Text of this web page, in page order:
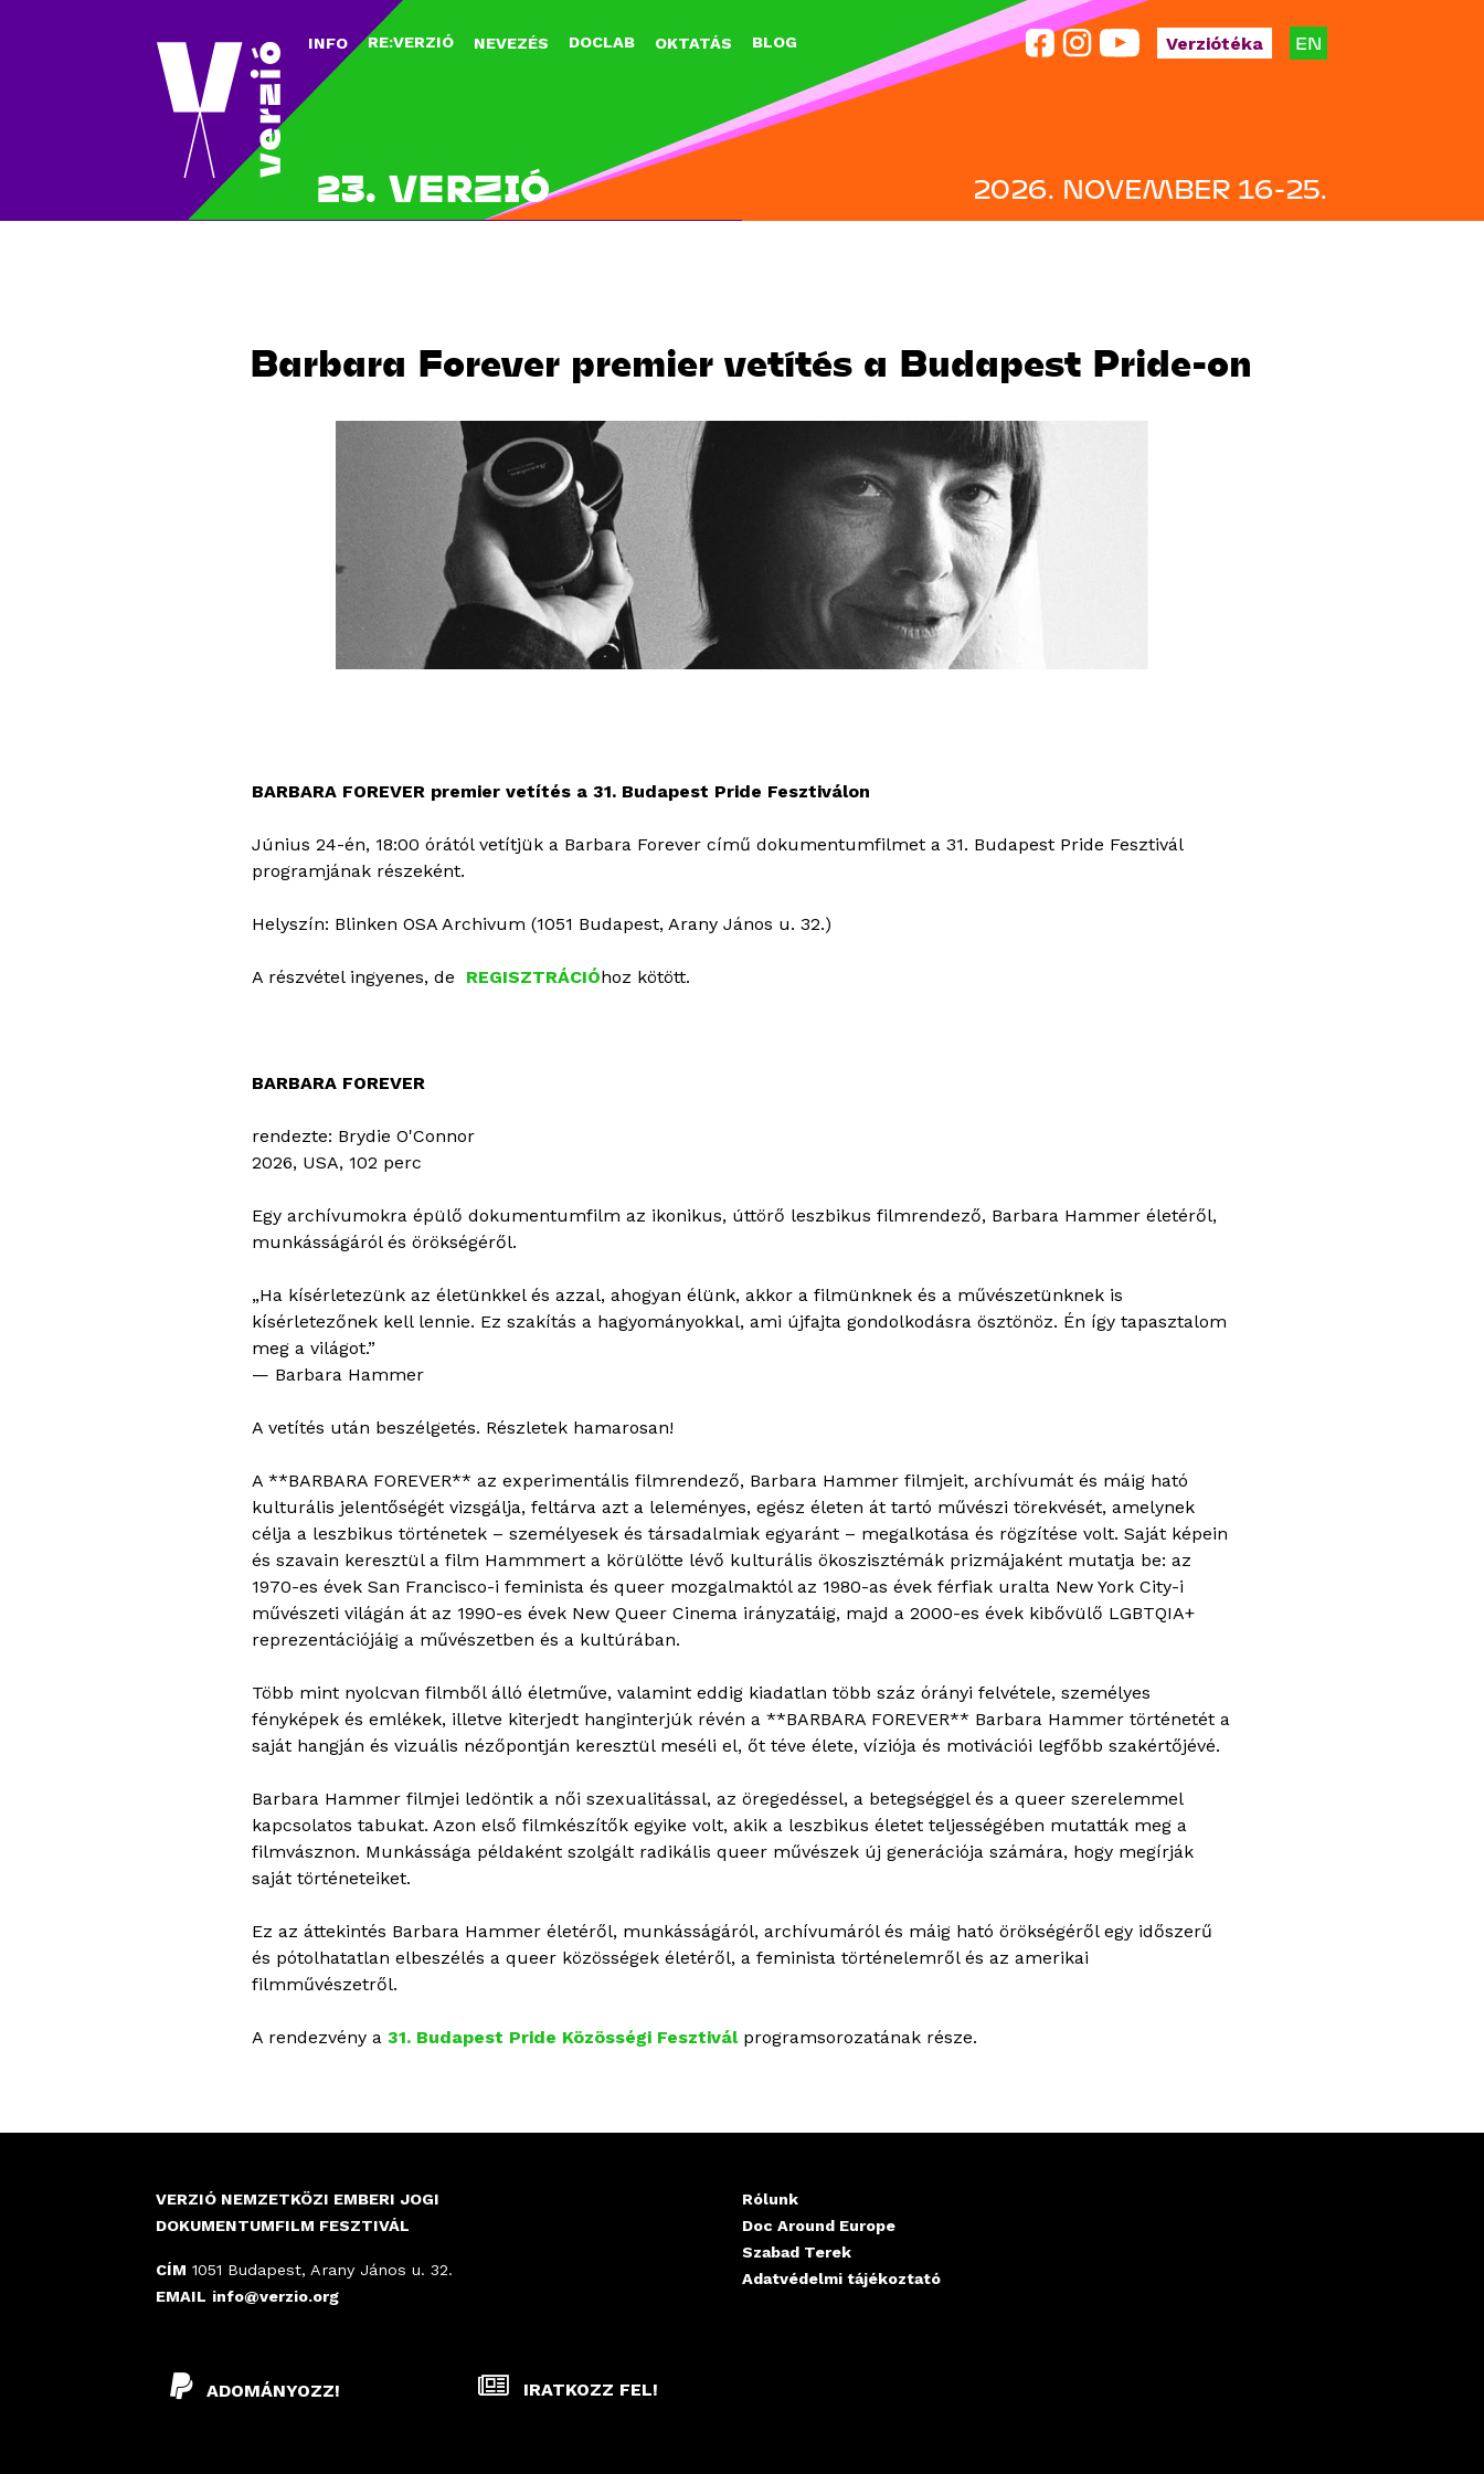
INFO RE:VERZIÓ NEVEZÉS DOCLAB OKTATÁS BLOG EN
23. VERZIÓ 2026. NOVEMBER 16-25.
Verziótéka
Barbara Forever premier vetítés a Budapest Pride-on
BARBARA FOREVER premier vetítés a 31. Budapest Pride Fesztiválon
Június 24-én, 18:00 órától vetítjük a Barbara Forever című dokumentumfilmet a 31. Budapest Pride Fesztivál
programjának részeként.
Helyszín: Blinken OSA Archivum (1051 Budapest, Arany János u. 32.)
A részvétel ingyenes, de REGISZTRÁCIÓhoz kötött.
BARBARA FOREVER
rendezte: Brydie O'Connor
2026, USA, 102 perc
Egy archívumokra épülő dokumentumfilm az ikonikus, úttörő leszbikus filmrendező, Barbara Hammer életéről,
munkásságáról és örökségéről.
„Ha kísérletezünk az életünkkel és azzal, ahogyan élünk, akkor a filmünknek és a művészetünknek is
kísérletezőnek kell lennie. Ez szakítás a hagyományokkal, ami újfajta gondolkodásra ösztönöz. Én így tapasztalom
meg a világot.”
— Barbara Hammer
A vetítés után beszélgetés. Részletek hamarosan!
A **BARBARA FOREVER** az experimentális filmrendező, Barbara Hammer filmjeit, archívumát és máig ható
kulturális jelentőségét vizsgálja, feltárva azt a leleményes, egész életen át tartó művészi törekvését, amelynek
célja a leszbikus történetek – személyesek és társadalmiak egyaránt – megalkotása és rögzítése volt. Saját képein
és szavain keresztül a film Hammmert a körülötte lévő kulturális ökoszisztémák prizmájaként mutatja be: az
1970-es évek San Francisco-i feminista és queer mozgalmaktól az 1980-as évek férfiak uralta New York City-i
művészeti világán át az 1990-es évek New Queer Cinema irányzatáig, majd a 2000-es évek kibővülő LGBTQIA+
reprezentációjáig a művészetben és a kultúrában.
Több mint nyolcvan filmből álló életműve, valamint eddig kiadatlan több száz órányi felvétele, személyes
fényképek és emlékek, illetve kiterjedt hanginterjúk révén a **BARBARA FOREVER** Barbara Hammer történetét a
saját hangján és vizuális nézőpontján keresztül meséli el, őt téve élete, víziója és motivációi legfőbb szakértőjévé.
Barbara Hammer filmjei ledöntik a női szexualitással, az öregedéssel, a betegséggel és a queer szerelemmel
kapcsolatos tabukat. Azon első filmkészítők egyike volt, akik a leszbikus életet teljességében mutatták meg a
filmvásznon. Munkássága példaként szolgált radikális queer művészek új generációja számára, hogy megírják
saját történeteiket.
Ez az áttekintés Barbara Hammer életéről, munkásságáról, archívumáról és máig ható örökségéről egy időszerű
és pótolhatatlan elbeszélés a queer közösségek életéről, a feminista történelemről és az amerikai
filmművészetről.
A rendezvény a 31. Budapest Pride Közösségi Fesztiválprogramsorozatának része.
VERZIÓ NEMZETKÖZI EMBERI JOGI
DOKUMENTUMFILM FESZTIVÁL
CÍM 1051 Budapest, Arany János u. 32.
EMAIL info@verzio.org
ADOMÁNYOZZ! IRATKOZZ FEL!
Rólunk
Doc Around Europe
Szabad Terek
Adatvédelmi tájékoztató